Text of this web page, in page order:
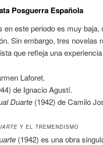
Posguerra Española
en este periodo es muy
Sin embargo, tres novelas
que refleja una
Laforet.
de Ignacio Agustí.
Duarte (1942) de Camilo
Y EL TREMENDISMO
(1942) es una obra